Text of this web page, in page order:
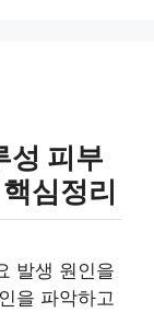
성 피부
심정리
발생 원인을
을 파악하고